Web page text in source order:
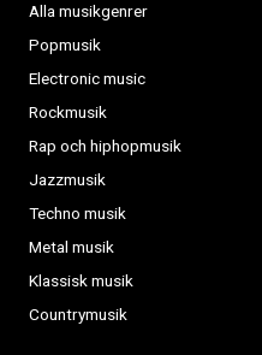
Alla musikgenrer
Popmusik
Electronic music
Rockmusik
Rap och hiphopmusik
Jazzmusik
Techno musik
Metal musik
Klassisk musik
Countrymusik